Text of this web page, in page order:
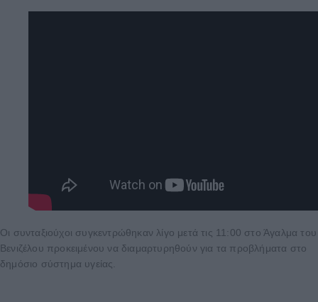
Οι συνταξιούχοι συγκεντρώθηκαν λίγο μετά τις 11:00 στο Άγαλμα του
Βενιζέλου προκειμένου να διαμαρτυρηθούν για τα προβλήματα στο
δημόσιο σύστημα υγείας.